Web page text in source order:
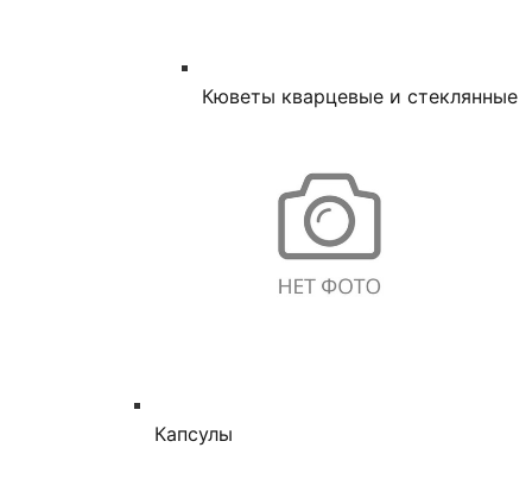
Кюветы кварцевые и стеклянные
Капсулы